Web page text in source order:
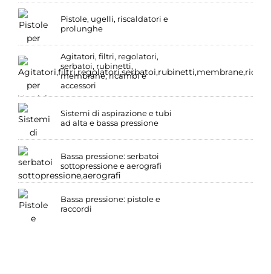
Pistole, ugelli, riscaldatori e
prolunghe
Agitatori, filtri, regolatori,
serbatoi, rubinetti,
membrane, ricambi e
accessori
Sistemi di aspirazione e tubi
ad alta e bassa pressione
Bassa pressione: serbatoi
sottopressione e aerografi
Bassa pressione: pistole e
raccordi